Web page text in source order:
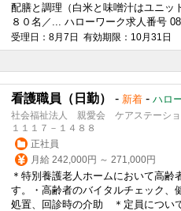
配膳と調理（白米と味噌汁はユニ
８０名／... ハローワーク求人番号
受理日：8月7日 有効期限：10月31日
看護職員（日勤） - 新着 - ハロ
社会福祉法人 親愛会 ケアステーショ
１１１７－１４８８
正社員
月給 242,000円 ～ 271,000円
＊特別養護老人ホームにおいて高
す。・高齢者のバイタルチェック、
処置、回診時の介助 ＊定員につ